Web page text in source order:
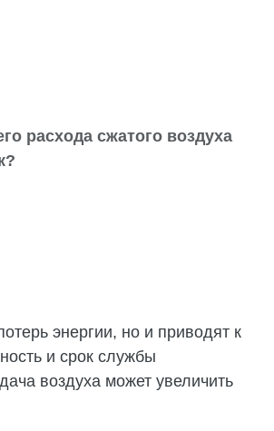
расхода сжатого воздуха
энергии, но и приводят к
и срок службы
воздуха может увеличить